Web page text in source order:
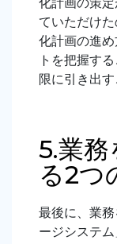
ていただけ
化計画の進
トを把握す
限に引き出す
5.業
る2つ
最後に、業
ージシステ